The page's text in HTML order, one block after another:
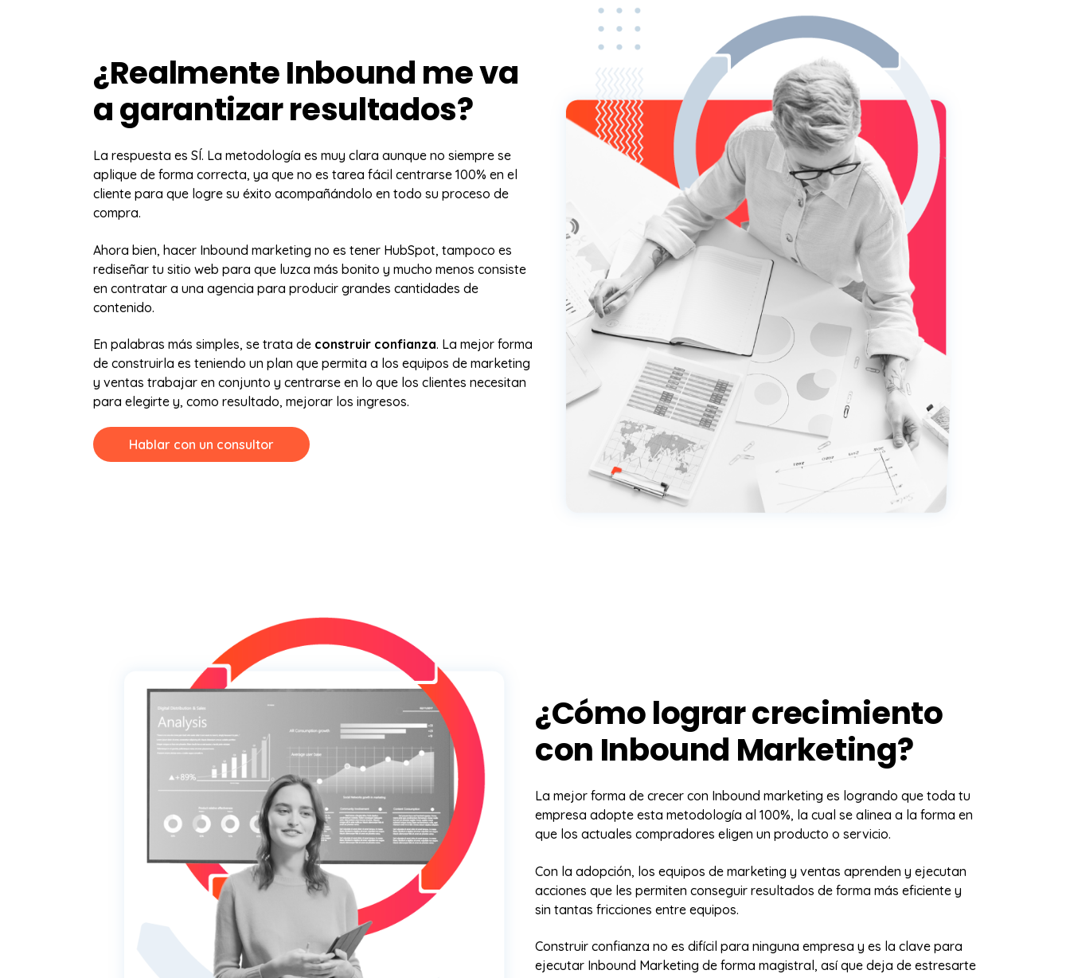
¿Realmente Inbound me va
a garantizar resultados?
La respuesta es SÍ. La metodología es muy clara aunque no siempre se
aplique de forma correcta, ya que no es tarea fácil centrarse 100% en el
cliente para que logre su éxito acompañándolo en todo su proceso de
compra.
Ahora bien, hacer Inbound marketing no es tener HubSpot, tampoco es
rediseñar tu sitio web para que luzca más bonito y mucho menos consiste
en contratar a una agencia para producir grandes cantidades de
contenido.
En palabras más simples, se trata de construir confianza. La mejor forma
de construirla es teniendo un plan que permita a los equipos de marketing
y ventas trabajar en conjunto y centrarse en lo que los clientes necesitan
para elegirte y, como resultado, mejorar los ingresos.
Hablar con un consultor
¿Cómo lograr crecimiento
con Inbound Marketing?
La mejor forma de crecer con Inbound marketing es logrando que toda tu
empresa adopte esta metodología al 100%, la cual se alinea a la forma en
que los actuales compradores eligen un producto o servicio.
Con la adopción, los equipos de marketing y ventas aprenden y ejecutan
acciones que les permiten conseguir resultados de forma más eficiente y
sin tantas fricciones entre equipos.
Construir confianza no es difícil para ninguna empresa y es la clave para
ejecutar Inbound Marketing de forma magistral, así que deja de estresarte